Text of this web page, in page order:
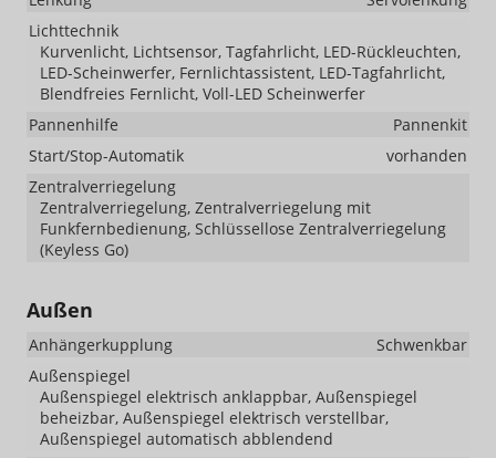
Lichttechnik
Kurvenlicht, Lichtsensor, Tagfahrlicht, LED-Rückleuchten,
LED-Scheinwerfer, Fernlichtassistent, LED-Tagfahrlicht,
Blendfreies Fernlicht, Voll-LED Scheinwerfer
Pannenhilfe
Pannenkit
Start/Stop-Automatik
vorhanden
Zentralverriegelung
Zentralverriegelung, Zentralverriegelung mit
Funkfernbedienung, Schlüssellose Zentralverriegelung
(Keyless Go)
Außen
Anhängerkupplung
Schwenkbar
Außenspiegel
Außenspiegel elektrisch anklappbar, Außenspiegel
beheizbar, Außenspiegel elektrisch verstellbar,
Außenspiegel automatisch abblendend